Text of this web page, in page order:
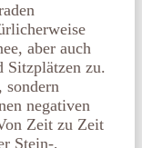
aber auch
Sitzplätzen zu.
sondern
negativen
Zeit zu Zeit
Stein-,